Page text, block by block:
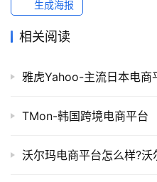
生成海报
相关阅读
雅虎Yahoo-主流日本电商
TMon-韩国跨境电商平台
沃尔玛电商平台怎么样?